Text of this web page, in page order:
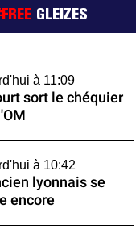
GLEIZES
à 11:09
sort le chéquier
à 10:42
lyonnais se
encore